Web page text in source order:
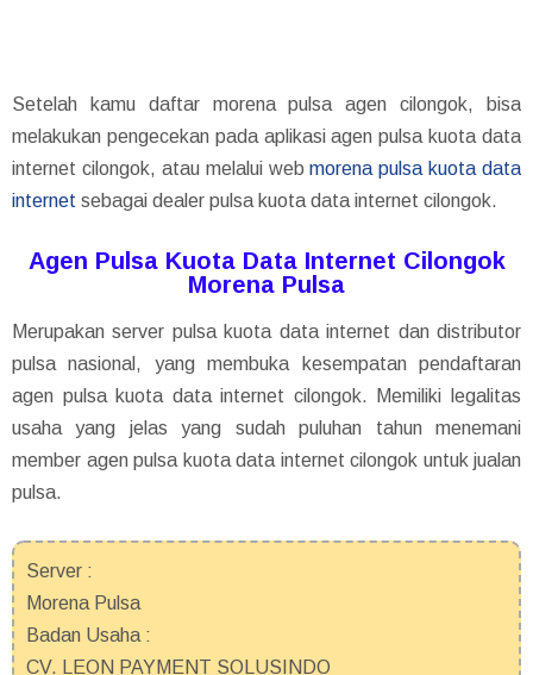
Setelah kamu daftar morena pulsa agen cilongok, bisa
melakukan pengecekan pada aplikasi agen pulsa kuota data
internet cilongok, atau melalui webmorena pulsa kuota data
internet sebagai dealer pulsa kuota data internet cilongok.
Agen Pulsa Kuota Data Internet Cilongok
Morena Pulsa
Merupakan server pulsa kuota data internet dan distributor
pulsa nasional, yang membuka kesempatan pendaftaran
agen pulsa kuota data internet cilongok. Memiliki legalitas
usaha yang jelas yang sudah puluhan tahun menemani
member agen pulsa kuota data internet cilongok untuk jualan
pulsa.
Server :
Morena Pulsa
Badan Usaha :
CV. LEON PAYMENT SOLUSINDO